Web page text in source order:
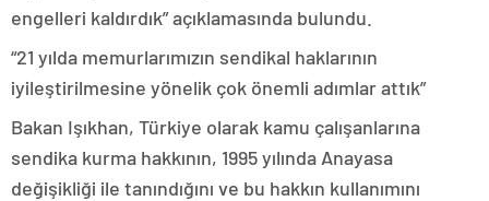
engelleri kaldırdık” açıklamasında bulundu.
“21 yılda memurlarımızın sendikal haklarının
iyileştirilmesine yönelik çok önemli adımlar attık”
Bakan Işıkhan, Türkiye olarak kamu çalışanlarına
sendika kurma hakkının, 1995 yılında Anayasa
değişikliği ile tanındığını ve bu hakkın kullanımını